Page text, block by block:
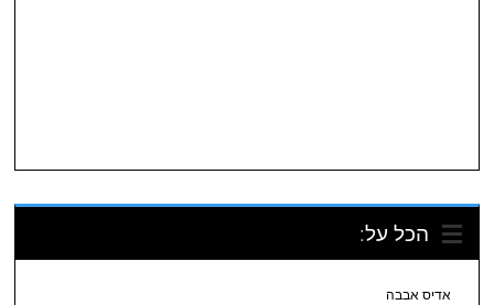
הכל על:
אדיס אבבה